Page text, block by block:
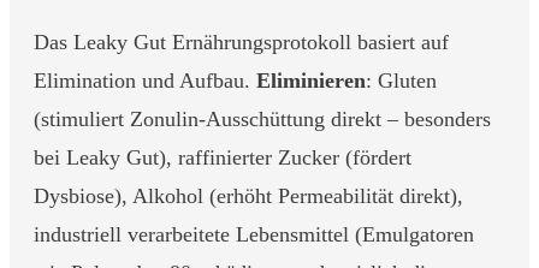
Das Leaky Gut Ernährungsprotokoll basiert auf
Elimination und Aufbau. Eliminieren: Gluten
(stimuliert Zonulin-Ausschüttung direkt – besonders
bei Leaky Gut), raffinierter Zucker (fördert
Dysbiose), Alkohol (erhöht Permeabilität direkt),
industriell verarbeitete Lebensmittel (Emulgatoren